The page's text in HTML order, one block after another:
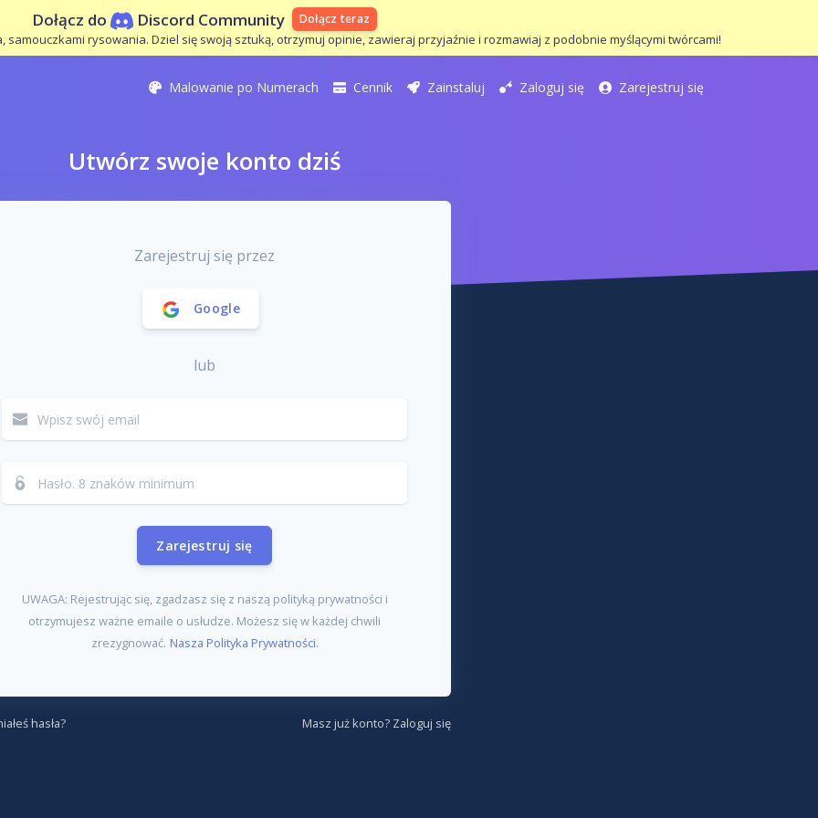
Dołącz do Discord Community Dołącz teraz
rysowania. Dziel się swoją sztuką, otrzymuj opinie, zawieraj przyjaźnie i rozmawiaj z podobnie myślącymi twórcami!
Malowanie po Numerach Cennik Zainstaluj Zaloguj się Zarejestruj się
Utwórz swoje konto dziś
Zarejestruj się przez
Google
lub
Zarejestruj się
UWAGA: Rejestrując się, zgadzasz się z naszą polityką prywatności i
otrzymujesz ważne emaile o usłudze. Możesz się w każdej chwili
zrezygnować. Nasza Polityka Prywatności.
hasła? Masz już konto? Zaloguj się